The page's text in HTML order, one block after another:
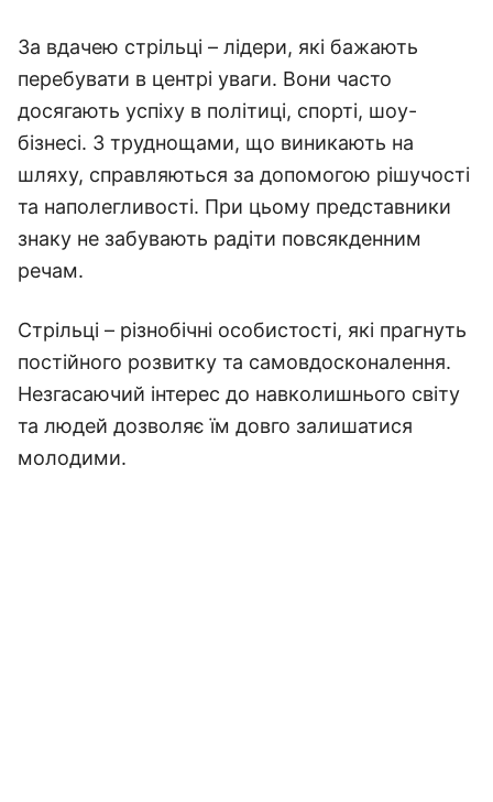
За вдачею стрільці – лідери, які бажають
перебувати в центрі уваги. Вони часто
досягають успіху в політиці, спорті, шоу-
бізнесі. З труднощами, що виникають на
шляху, справляються за допомогою рішучості
та наполегливості. При цьому представники
знаку не забувають радіти повсякденним
речам.
Стрільці – різнобічні особистості, які прагнуть
постійного розвитку та самовдосконалення.
Незгасаючий інтерес до навколишнього світу
та людей дозволяє їм довго залишатися
молодими.